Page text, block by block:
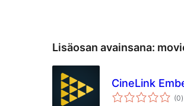
Lisäosan avainsana:
CineLink
(0)